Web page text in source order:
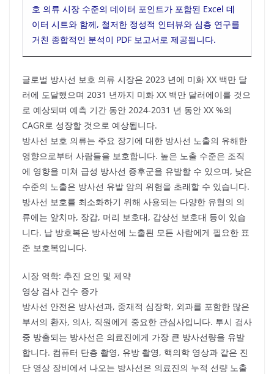
호 의류 시장 수준의 데이터 포인트가 포함된 Excel 데
이터 시트와 함께, 철저한 정성적 인터뷰와 심층 연구를
거친 종합적인 분석이 PDF 보고서로 제공됩니다.
글로벌 방사선 보호 의류 시장은 2023 년에 미화 XX 백만 달
러에 도달했으며 2031 년까지 미화 XX 백만 달러에이를 것으
로 예상되며 예측 기간 동안 2024-2031 년 동안 XX %의
CAGR로 성장할 것으로 예상됩니다.
방사선 보호 의류는 주요 장기에 대한 방사선 노출의 유해한
영향으로부터 사람들을 보호합니다. 높은 노출 수준은 조직
에 영향을 미쳐 급성 방사선 증후군을 유발할 수 있으며, 낮은
수준의 노출은 방사선 유발 암의 위험을 초래할 수 있습니다.
방사선 보호를 최소화하기 위해 사용되는 다양한 유형의 의
류에는 앞치마, 장갑, 머리 보호대, 갑상선 보호대 등이 있습
니다. 납 방호복은 방사선에 노출된 모든 사람에게 필요한 표
준 보호복입니다.
시장 역학: 추진 요인 및 제약
영상 검사 건수 증가
방사선 안전은 방사선과, 중재적 심장학, 외과를 포함한 많은
부서의 환자, 의사, 직원에게 중요한 관심사입니다. 투시 검사
중 방출되는 방사선은 의료진에게 가장 큰 방사선량을 유발
합니다. 컴퓨터 단층 촬영, 유방 촬영, 핵의학 영상과 같은 진
단 영상 장비에서 나오는 방사선은 의료진의 누적 선량 노출